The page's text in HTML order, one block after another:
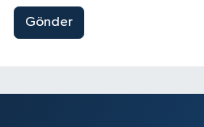
Gönder